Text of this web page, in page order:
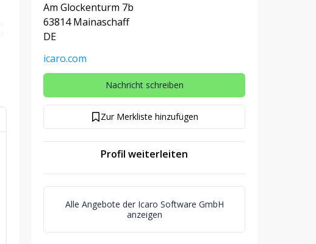
Am Glockenturm 7b
63814 Mainaschaff
DE
icaro.com
Nachricht schreiben
Zur Merkliste hinzufügen
Profil weiterleiten
Alle Angebote der Icaro Software GmbH
anzeigen